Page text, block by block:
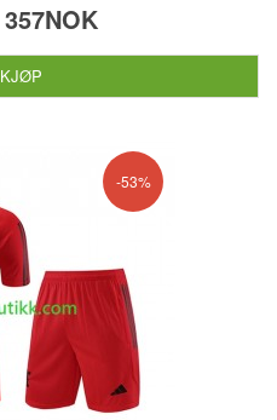
357NOK
KJØP
-53%